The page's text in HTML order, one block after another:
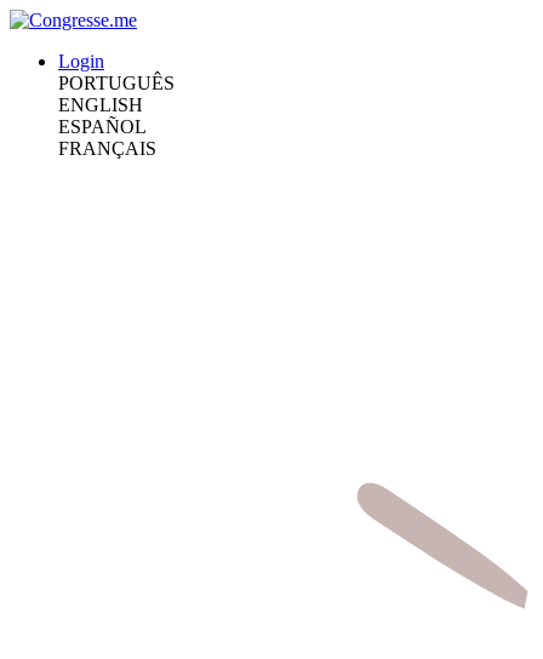
Login
PORTUGUÊS
ENGLISH
ESPAÑOL
FRANÇAIS